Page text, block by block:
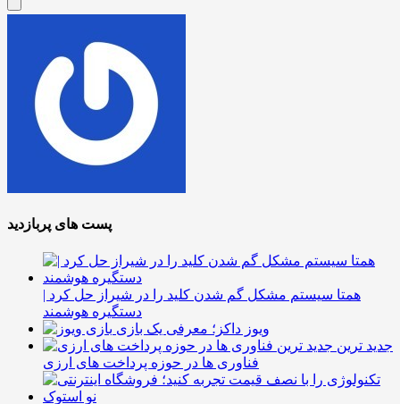
پست های پربازدید
همتا سیستم مشکل گم شدن کلید را در شیراز حل کرد |
دستگیره هوشمند
ویوز داکز؛ معرفی یک بازی
جدید ترین
فناوری ها در حوزه پرداخت های ارزی